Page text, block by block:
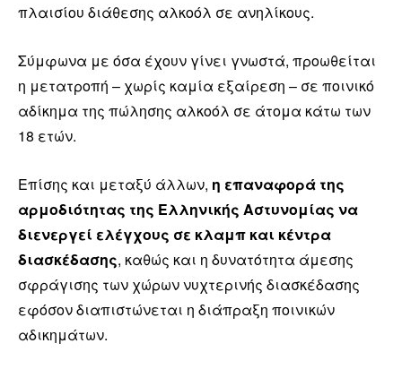
πλαισίου διάθεσης αλκοόλ σε ανηλίκους.
Σύμφωνα με όσα έχουν γίνει γνωστά, προωθείται
η μετατροπή – χωρίς καμία εξαίρεση – σε ποινικό
αδίκημα της πώλησης αλκοόλ σε άτομα κάτω των
18 ετών.
Επίσης και μεταξύ άλλων, η επαναφορά της
αρμοδιότητας της Ελληνικής Αστυνομίας να
διενεργεί ελέγχους σε κλαμπ και κέντρα
διασκέδασης, καθώς και η δυνατότητα άμεσης
σφράγισης των χώρων νυχτερινής διασκέδασης
εφόσον διαπιστώνεται η διάπραξη ποινικών
αδικημάτων.